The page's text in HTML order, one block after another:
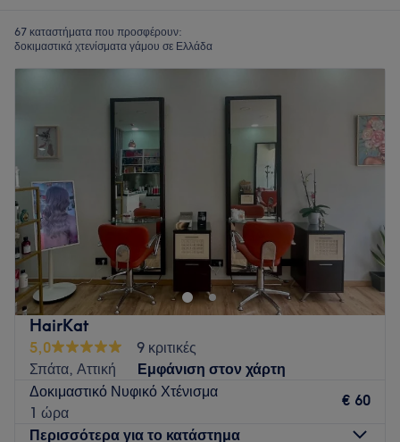
67 καταστήματα που προσφέρουν:
δοκιμαστικά χτενίσματα γάμου σε Ελλάδα
HairKat
5,0
9 κριτικές
Σπάτα, Αττική
Εμφάνιση στον χάρτη
Δοκιμαστικό Νυφικό Χτένισμα
1 ώρα
€ 60
Περισσότερα για το κατάστημα